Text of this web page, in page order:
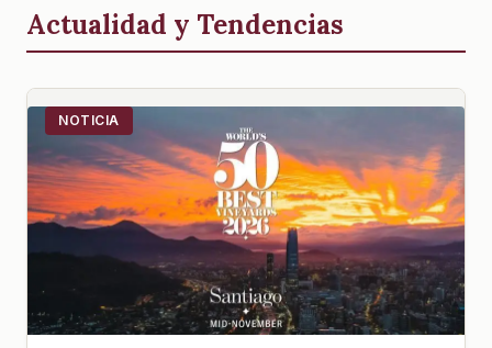
Actualidad y Tendencias
NOTICIA